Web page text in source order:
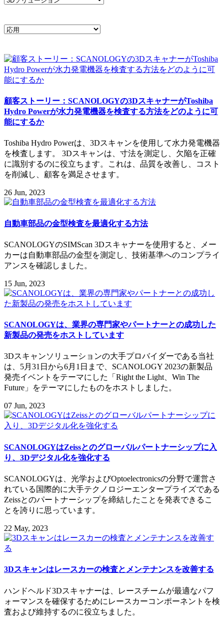
顧客ストーリー：SCANOLOGYの3DスキャナーがToshiba
Hydro Powerが水力発電機器を検査する方法をどのように可
能にするか
Toshiba Hydro Powerは、3Dスキャンを使用して水力発電機器
を検査します。 3Dスキャンは、寸法を測定し、欠陥を正確
に識別するのに役立ちます。これは、品質を改善し、コスト
を削減し、顧客を満足させます。
26 Jun, 2023
自動車部品の金型検査を最適化する方法
SCANOLOGYのSIMScan 3Dスキャナーを使用すると、メー
カーは自動車部品の金型を測定し、技術基準へのコンプライ
アンスを確認しました。
15 Jun, 2023
SCANOLOGYは、業界の専門家やパートナーとの成功した
新製品の発売をホストしています
3Dスキャンソリューションの大手プロバイダーである当社
は、5月31日から6月1日まで、SCANOLOGY 2023の新製品
発売イベントをテーマにした「Right the Light、Win The
Future」をテーマにしたものをホストしました。
07 Jun, 2023
SCANOLOGYはZeissとのグローバルパートナーシップに入
り、3Dデジタル化を強化する
SCANOLOGYは、光学およびOptoelectronicsの分野で運営さ
れている国際的に大手テクノロジーエンタープライズである
Zeissとのパートナーシップを締結したことを発表できるこ
とを誇りに思っています。
22 May, 2023
3Dスキャンはレースカーの検査とメンテナンスを改善する
ハンドヘルド3Dスキャナーは、レースチームが最適なパフ
ォーマンスを確保するためにレースカーコンポーネントを検
査および維持するのに役立ちました。